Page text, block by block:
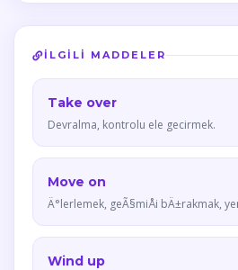
İLGILI MADDELER
Take over
Devralma, kontrolu ele gecirmek.
Move on
Ä°lerlemek, geÃ§miÅi bÄ±rakmak,
Wind up